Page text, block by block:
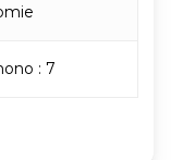
: 7